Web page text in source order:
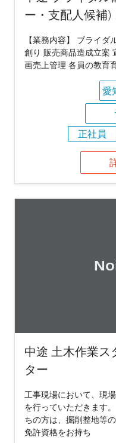
ー・支配人候補)
【業務内容】 ブライ
創り 販売商品造成立案
画売上管理 各員の教育
愛
正社員
中途 土木作業ス
ター
工事現場において、現
を行っていただきます
ちの方は、掘削整地等
免許資格をお持ち